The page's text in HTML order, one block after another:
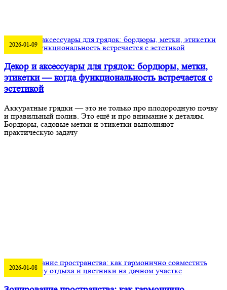
Декор и аксессуары для грядок: бордюры, метки,
этикетки — когда функциональность встречается с
эстетикой
2026-01-09
Аккуратные грядки — это не только про плодородную почву
и правильный полив. Это ещё и про внимание к деталям.
Бордюры, садовые метки и этикетки выполняют
практическую задачу
2026-01-08